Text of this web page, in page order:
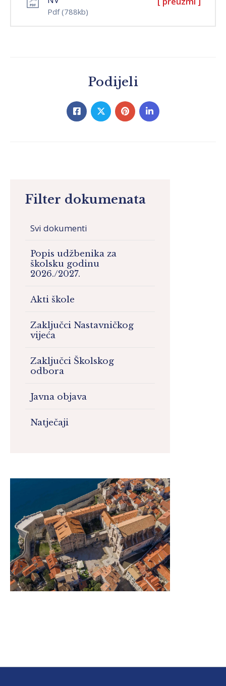
Filter dokumenata
Svi dokumenti
Popis udžbenika za
školsku godinu
2026./2027.
Akti škole
Zaključci Nastavničkog
vijeća
Zaključci Školskog
odbora
Javna objava
Natječaji
Pdf(788kb)
Podijeli